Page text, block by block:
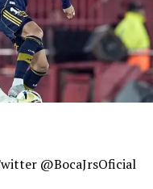
@BocaJrsOficial